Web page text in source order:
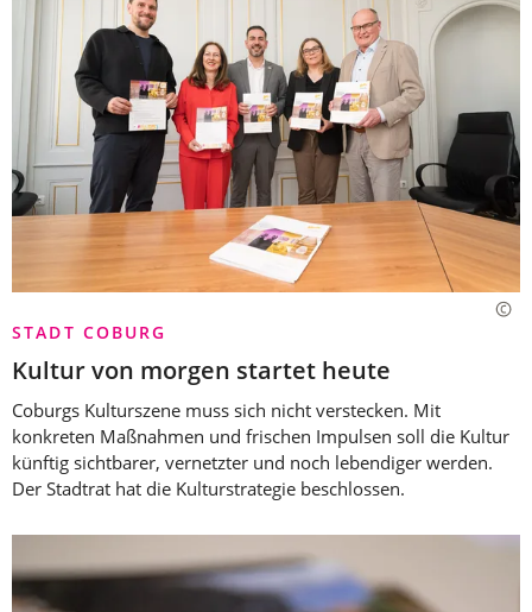
STADT COBURG
Kultur von morgen startet heute
Coburgs Kulturszene muss sich nicht verstecken. Mit
konkreten Maßnahmen und frischen Impulsen soll die Kultur
künftig sichtbarer, vernetzter und noch lebendiger werden.
Der Stadtrat hat die Kulturstrategie beschlossen.